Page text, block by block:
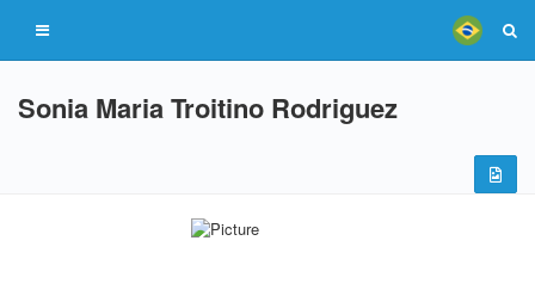
Sonia Maria Troitino Rodriguez